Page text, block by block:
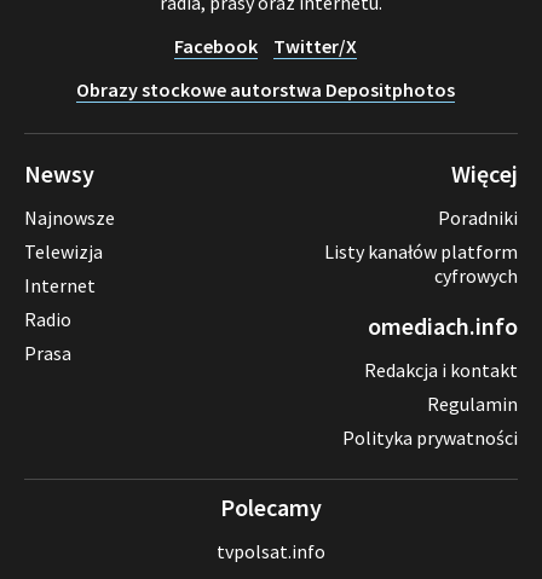
Facebook
Twitter/X
Obrazy stockowe autorstwa Depositphotos
Newsy
Najnowsze
Telewizja
Internet
Radio
Prasa
Więcej
Poradniki
Listy kanałów platform
cyfrowych
omediach.info
Redakcja i kontakt
Regulamin
Polityka prywatności
Polecamy
tvpolsat.info